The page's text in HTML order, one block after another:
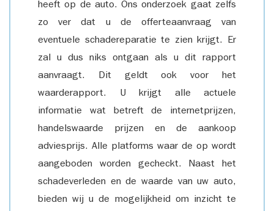
heeft op de auto. Ons onderzoek gaat zelfs
zo ver dat u de offerteaanvraag van
eventuele schadereparatie te zien krijgt. Er
zal u dus niks ontgaan als u dit rapport
aanvraagt. Dit geldt ook voor het
waarderapport. U krijgt alle actuele
informatie wat betreft de internetprijzen,
handelswaarde prijzen en de aankoop
adviesprijs. Alle platforms waar de op wordt
aangeboden worden gecheckt. Naast het
schadeverleden en de waarde van uw auto,
bieden wij u de mogelijkheid om inzicht te